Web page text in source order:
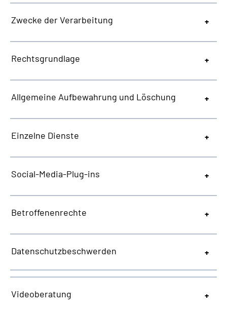
Zwecke der Verarbeitung
Rechtsgrundlage
Allgemeine Aufbewahrung und Löschung
Einzelne Dienste
Social-Media-Plug-ins
Betroffenenrechte
Datenschutzbeschwerden
Videoberatung